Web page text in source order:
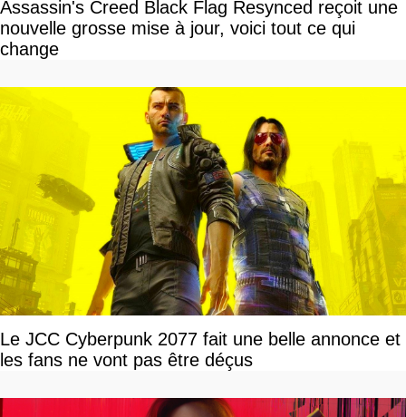
Assassin's Creed Black Flag Resynced reçoit une
nouvelle grosse mise à jour, voici tout ce qui
change
Le JCC Cyberpunk 2077 fait une belle annonce et
les fans ne vont pas être déçus